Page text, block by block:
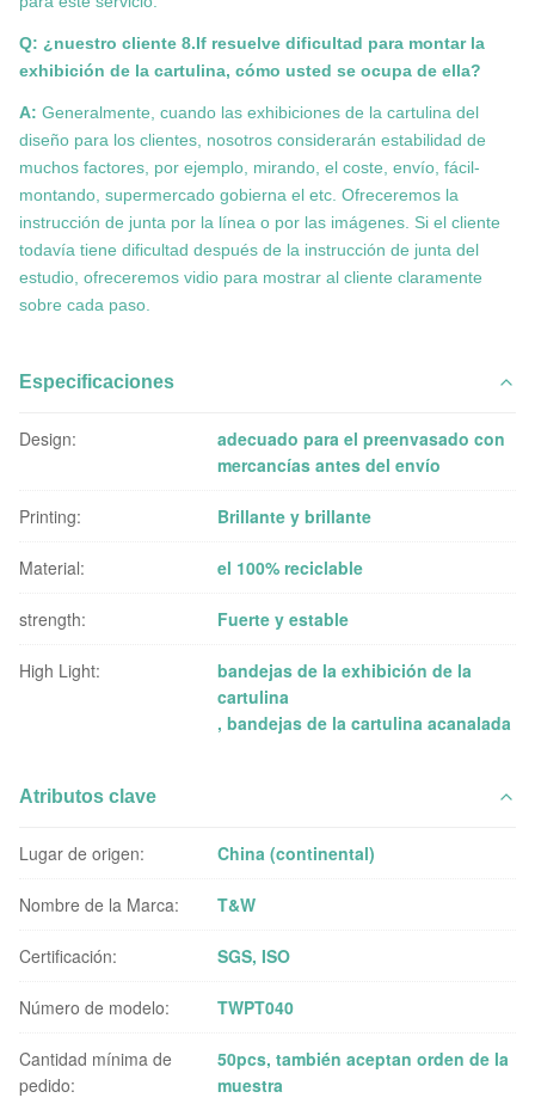
Q: ¿nuestro cliente 8.If resuelve dificultad para montar la
exhibición de la cartulina, cómo usted se ocupa de ella?
A: Generalmente, cuando las exhibiciones de la cartulina del
diseño para los clientes, nosotros considerarán estabilidad de
muchos factores, por ejemplo, mirando, el coste, envío, fácil-
montando, supermercado gobierna el etc. Ofreceremos la
instrucción de junta por la línea o por las imágenes. Si el cliente
todavía tiene dificultad después de la instrucción de junta del
estudio, ofreceremos vidio para mostrar al cliente claramente
sobre cada paso.
Especificaciones
Design:
adecuado para el preenvasado con
mercancías antes del envío
Printing: Brillante y brillante
Material: el 100% reciclable
strength: Fuerte y estable
High Light:
bandejas de la exhibición de la
cartulina
,bandejas de la cartulina acanalada
Atributos clave
Lugar de origen: China (continental)
Nombre de la Marca: T&W
Certificación: SGS, ISO
Número de modelo: TWPT040
Cantidad mínima de
pedido:
50pcs, también aceptan orden de la
muestra